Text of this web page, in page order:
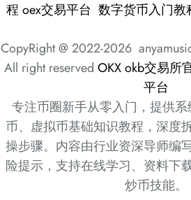
程oex交易平台 数字货币入门教
CopyRight @ 2022-2026
All right reserved OKXokb交易所
平台
专注币圈新手从零入门，提供
币、虚拟币基础知识教程，深度
操步骤。内容由行业资深导师编
险提示，支持在线学习、资料下
炒币技能。